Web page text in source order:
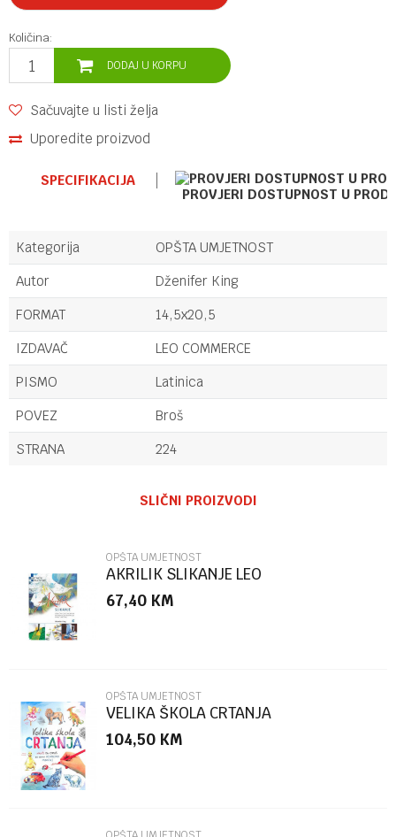
Količina:
DODAJ U KORPU
Sačuvajte u listi želja
Uporedite proizvod
SPECIFIKACIJA
PROVJERI DOSTUPNOST U
Kategorija
OPŠTA UMJETNOST
Autor
Dženifer King
FORMAT
14,5x20,5
IZDAVAČ
LEO COMMERCE
PISMO
Latinica
POVEZ
Broš
STRANA
224
Poruka
POŠALJI
SLIČNI PROIZVODI
OPŠTA UMJETNOST
AKRILIK SLIKANJE LEO
67,40 KM
OPŠTA UMJETNOST
VELIKA ŠKOLA CRTANJA
104,50 KM